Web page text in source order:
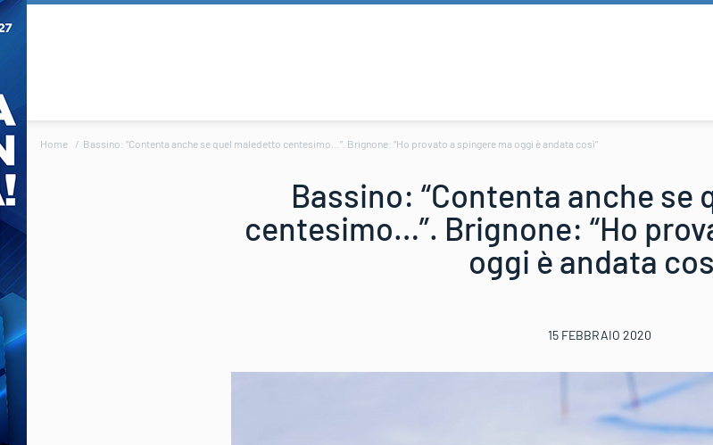
Home Bassino: “Contenta anche se quel maledetto centesimo…”. Brignone: “Ho provato a spingere ma oggi è andata così”
Bassino: “Contenta anche se
centesimo…”. Brignone: “Ho
oggi è andata
15 FEBBRAIO 2020